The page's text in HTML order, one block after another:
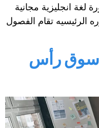
فقط دورة لغة انجليزية مجانية
للدوره الرئيسيه تقام الفصول
سوق رأس